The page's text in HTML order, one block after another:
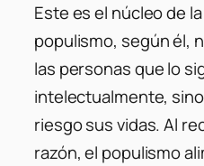
Este es el núcleo de
populismo, según él,
las personas que lo
intelectualmente,
riesgo sus vidas. Al
razón, el populismo